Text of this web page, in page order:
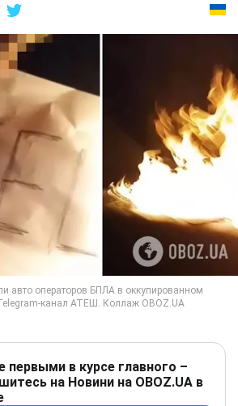
первыми в курсе главного –
на Новини на OBOZ.UA в